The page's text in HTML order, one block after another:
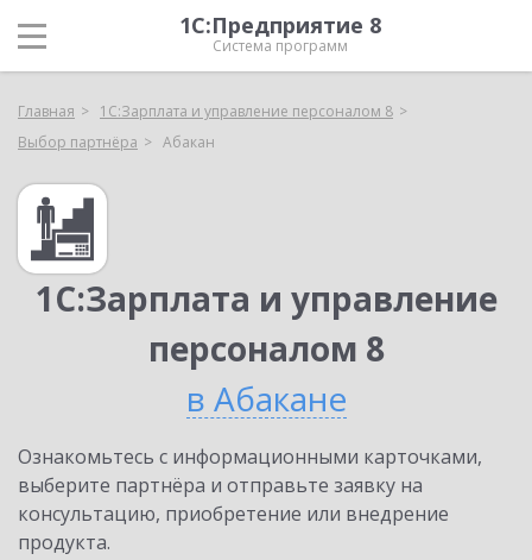
1С:Предприятие 8
Система программ
Главная
1С:Зарплата и управление персоналом 8
Выбор партнёра
Абакан
1С:Зарплата и управление
персоналом 8
в Абакане
Ознакомьтесь с информационными карточками,
выберите партнёра и отправьте заявку на
консультацию, приобретение или внедрение
продукта.